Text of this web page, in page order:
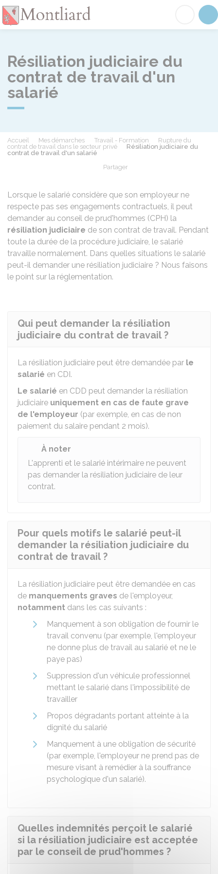
Résiliation judiciaire du
contrat de travail d'un
salarié
Accueil Mes démarches Travail - Formation
Rupture du
contrat de travail dans le secteur privé
Résiliation judiciaire du
contrat de travail d'un salarié
Partager
Lorsque le salarié considère que son employeur ne
respecte pas ses engagements contractuels, il peut
demander au conseil de prud'hommes (CPH) la
résiliation judiciaire de son contrat de travail. Pendant
toute la durée de la procédure judiciaire, le salarié
travaille normalement. Dans quelles situations le salarié
peut-il demander une résiliation judiciaire ? Nous faisons
le point sur la réglementation.
Qui peut demander la résiliation
judiciaire du contrat de travail ?
La résiliation judiciaire peut être demandée par le
salarié en CDI.
Le salarié en CDD peut demander la résiliation
judiciaire uniquement en cas de faute grave
de l'employeur (par exemple, en cas de non
paiement du salaire pendant 2 mois).
À noter
L'apprenti et le salarié intérimaire ne peuvent
pas demander la résiliation judiciaire de leur
contrat.
Pour quels motifs le salarié peut-il
demander la résiliation judiciaire du
contrat de travail ?
La résiliation judiciaire peut être demandée en cas
de manquements graves de l'employeur,
notamment dans les cas suivants :
Manquement à son obligation de fournir le
travail convenu (par exemple, l'employeur
ne donne plus de travail au salarié et ne le
paye pas)
Suppression d'un véhicule professionnel
mettant le salarié dans l'impossibilité de
travailler
Propos dégradants portant atteinte à la
dignité du salarié
Manquement à une obligation de sécurité
(par exemple, l'employeur ne prend pas de
mesure visant à remédier à la souffrance
psychologique d'un salarié).
Quelles indemnités perçoit le salarié
si la résiliation judiciaire est acceptée
par le conseil de prud'hommes ?